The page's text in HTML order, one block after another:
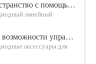
гибкой низковольтной неоновой LED-ленты
линейный
основные преимущества контроллера RGBW 5–24 В
аксессуары для